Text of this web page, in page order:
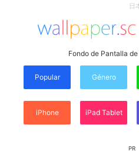
日
Fondo de Pantalla
Popular Género
iPhone iPad Tablet
PR